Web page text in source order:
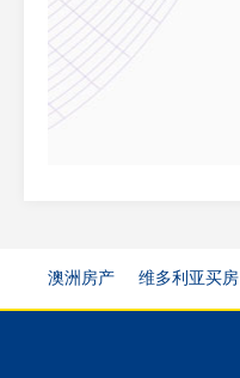
澳洲房产 维多利亚买房